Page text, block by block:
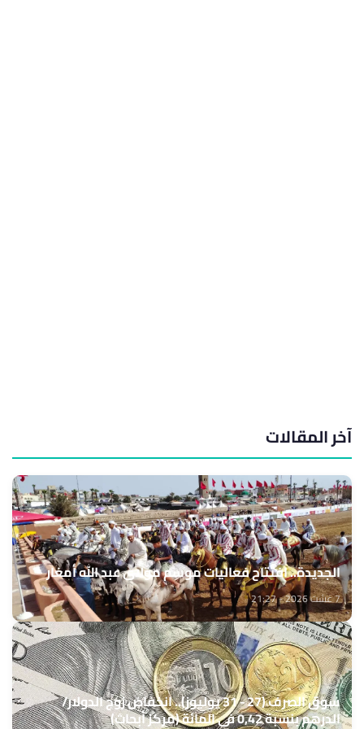
آخر المقالات
الجديدة.. افتتاح فعاليات موسم مولاي عبد الله أمغار
7 غشت 2026 - 21:27
سوق الصرف (27 - 31 يوليوز).. انخفاض زوج الدولار/
الدرهم بنسبة 0,42 في المائة (مركز أبحاث)